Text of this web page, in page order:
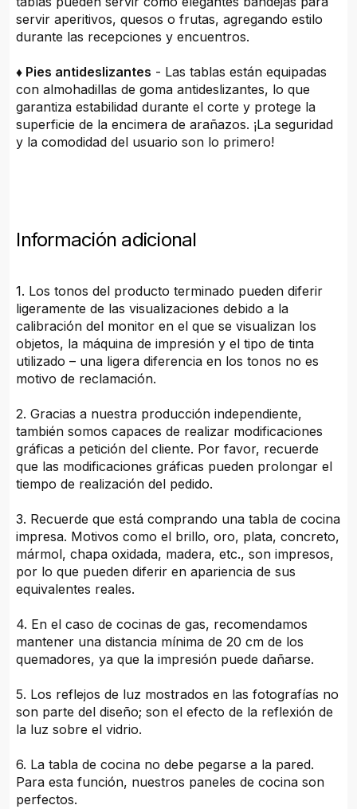
servir aperitivos, quesos o frutas, agregando estilo
durante las recepciones y encuentros.
♦ Pies antideslizantes - Las tablas están equipadas
con almohadillas de goma antideslizantes, lo que
garantiza estabilidad durante el corte y protege la
superficie de la encimera de arañazos. ¡La seguridad
y la comodidad del usuario son lo primero!
Información adicional
1. Los tonos del producto terminado pueden diferir
ligeramente de las visualizaciones debido a la
calibración del monitor en el que se visualizan los
objetos, la máquina de impresión y el tipo de tinta
utilizado – una ligera diferencia en los tonos no es
motivo de reclamación.
2. Gracias a nuestra producción independiente,
también somos capaces de realizar modificaciones
gráficas a petición del cliente. Por favor, recuerde
que las modificaciones gráficas pueden prolongar el
tiempo de realización del pedido.
3. Recuerde que está comprando una tabla de cocina
impresa. Motivos como el brillo, oro, plata, concreto,
mármol, chapa oxidada, madera, etc., son impresos,
por lo que pueden diferir en apariencia de sus
equivalentes reales.
4. En el caso de cocinas de gas, recomendamos
mantener una distancia mínima de 20 cm de los
quemadores, ya que la impresión puede dañarse.
5. Los reflejos de luz mostrados en las fotografías no
son parte del diseño; son el efecto de la reflexión de
la luz sobre el vidrio.
6. La tabla de cocina no debe pegarse a la pared.
Para esta función, nuestros paneles de cocina son
perfectos.